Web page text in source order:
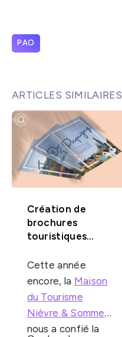
PAO
ARTICLES SIMILAIRES
Création de
brochures
touristiques
Somme
Cette année
encore, la Maison
du Tourisme
Nièvre & Somme
nous a confié la